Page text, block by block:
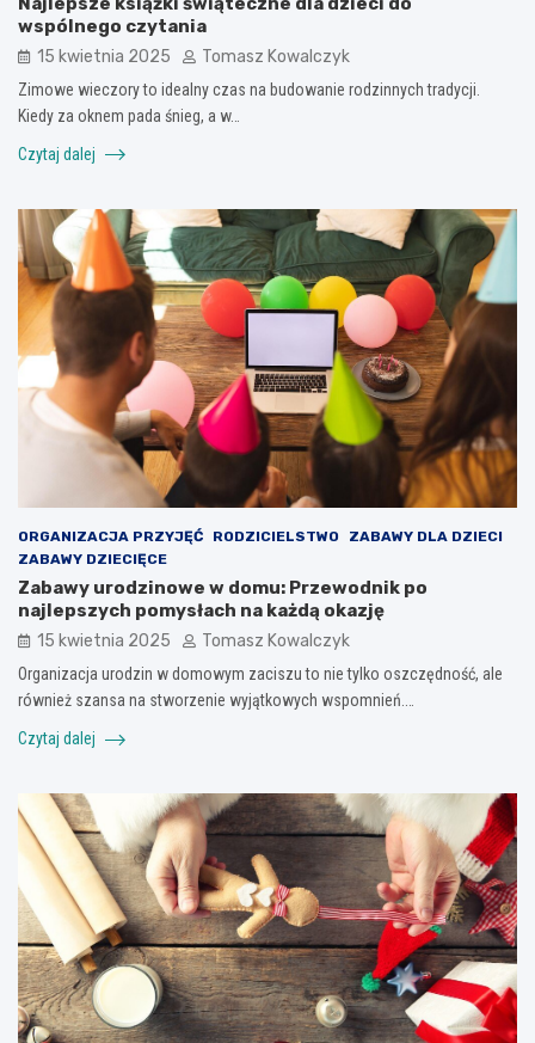
wspólnego czytania
15 kwietnia 2025 Tomasz Kowalczyk
Zimowe wieczory to idealny czas na budowanie rodzinnych tradycji.
Kiedy za oknem pada śnieg, a w…
Czytaj dalej
ORGANIZACJA PRZYJĘĆ RODZICIELSTWO
ZABAWY DLA DZIECI
ZABAWY DZIECIĘCE
Zabawy urodzinowe w domu: Przewodnik po
najlepszych pomysłach na każdą okazję
15 kwietnia 2025 Tomasz Kowalczyk
Organizacja urodzin w domowym zaciszu to nie tylko oszczędność, ale
również szansa na stworzenie wyjątkowych wspomnień.…
Czytaj dalej